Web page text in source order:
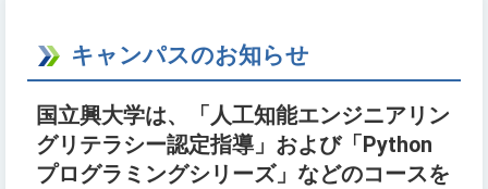
キャンパスのお知らせ
国立興大学は、「人工知能エンジニアリン
グリテラシー認定指導」および「Python
プログラミングシリーズ」などのコースを